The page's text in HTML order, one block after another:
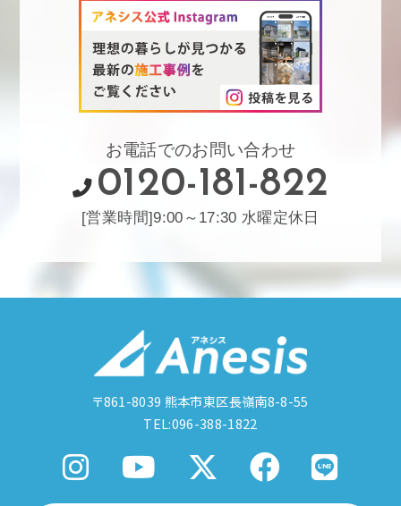
お電話でのお問い合わせ
0120-181-822
[営業時間]9:00～17:30 水曜定休日
〒861-8039 熊本市東区長嶺南8-8-55
TEL:096-388-1822